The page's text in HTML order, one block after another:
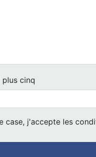
cinq
case, j'accepte les